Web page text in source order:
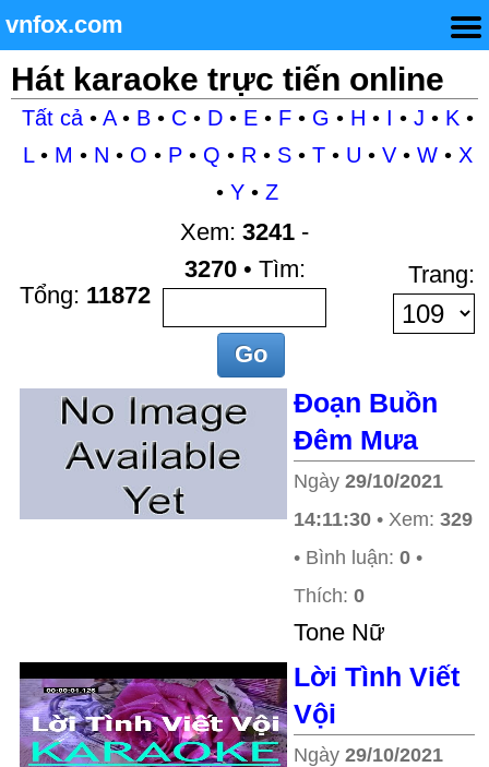
vnfox.com
Hát karaoke trực tiến online
Tất cả• A• B• C• D• E• F• G • H • I • J • K •
L• M • N • O • P• Q • R • S• T• U • V• W• X
• Y • Z
Tổng: 11872
Xem: 3241 -
3270• Tìm: Trang:
Đoạn Buồn
Đêm Mưa
Ngày 29/10/2021
14:11:30 • Xem: 329
• Bình luận: 0 •
Thích: 0
Tone Nữ
Lời Tình Viết
Vội
Ngày 29/10/2021